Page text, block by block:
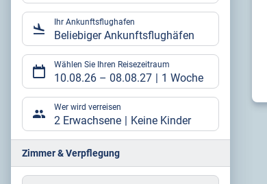
Ihr Ankunftsflughafen
Beliebiger Ankunftsflughäfen
Wählen Sie Ihren Reisezeitraum
10.08.26 – 08.08.27 1 Woche
Wer wird verreisen
2 Erwachsene Keine Kinder
Zimmer & Verpflegung